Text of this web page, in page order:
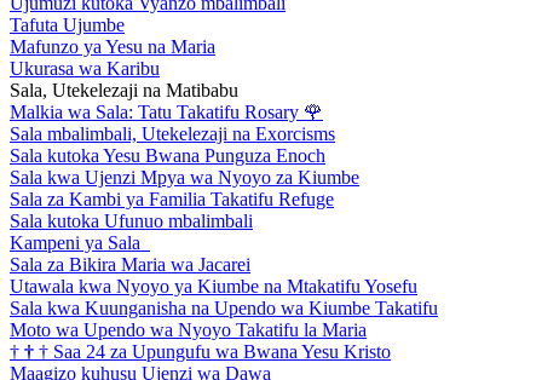
Tafuta Ujumbe
Mafunzo ya Yesu na Maria
Ukurasa wa Karibu
Sala, Utekelezaji na Matibabu
Malkia wa Sala: Tatu Takatifu Rosary 🌹
Sala mbalimbali, Utekelezaji na Exorcisms
Sala kutoka Yesu Bwana Punguza Enoch
Sala kwa Ujenzi Mpya wa Nyoyo za Kiumbe
Sala za Kambi ya Familia Takatifu Refuge
Sala kutoka Ufunuo mbalimbali
Kampeni ya Sala
Sala za Bikira Maria wa Jacarei
Utawala kwa Nyoyo ya Kiumbe na Mtakatifu Yosefu
Sala kwa Kuunganisha na Upendo wa Kiumbe Takatifu
Moto wa Upendo wa Nyoyo Takatifu la Maria
† † † Saa 24 za Upungufu wa Bwana Yesu Kristo
Maagizo kuhusu Ujenzi wa Dawa